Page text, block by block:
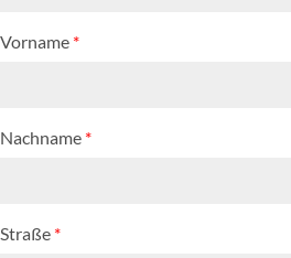
Vorname *
Nachname *
Straße *